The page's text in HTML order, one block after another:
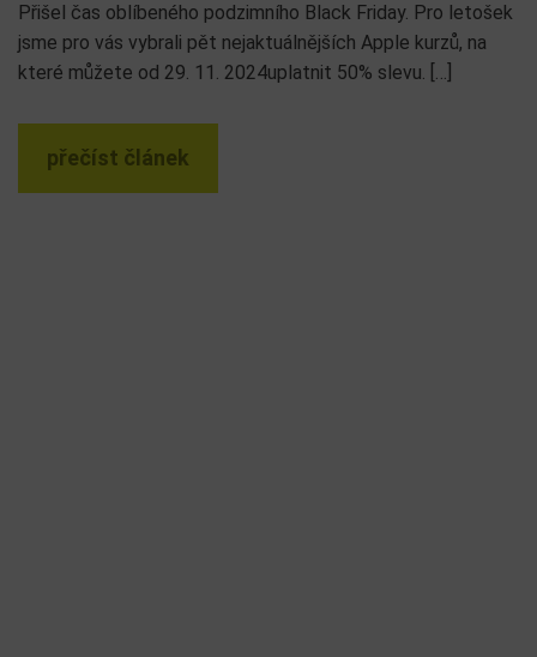
Přišel čas oblíbeného podzimního Black Friday. Pro letošek
jsme pro vás vybrali pět nejaktuálnějších Apple kurzů, na
které můžete od 29. 11. 2024uplatnit 50% slevu. […]
přečíst článek